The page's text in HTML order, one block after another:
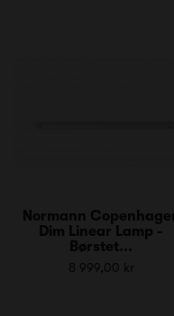
Normann
Dim Linear Lamp -
Børstet...
8 999,00 kr